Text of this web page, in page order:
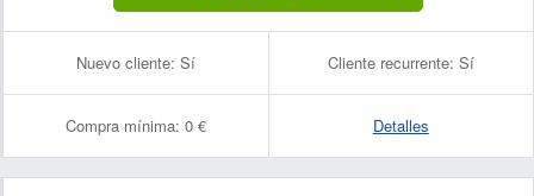
Nuevo cliente: Sí Cliente recurrente: Sí
Compra mínima: 0 € Detalles